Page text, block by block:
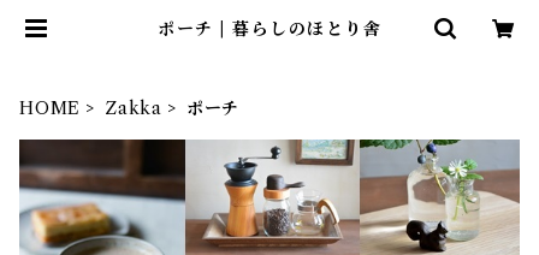
ポーチ | 暮らしのほとり舎
HOME Zakka ポーチ